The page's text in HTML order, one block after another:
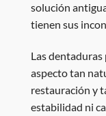
solución
tienen sus
Las
aspecto tan
restauración y
estabilidad ni